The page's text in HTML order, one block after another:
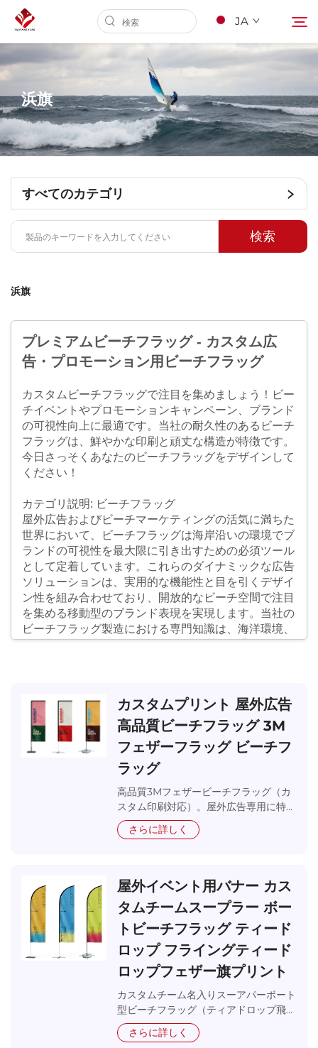
JA
ホームページ
当社について
製品
サービス
浜旗
すべてのカテゴリ
検索
浜旗
プレミアムビーチフラッグ - カスタム広
告・プロモーション用ビーチフラッグ
カスタムビーチフラッグで注目を集めましょう！ビー
チイベントやプロモーションキャンペーン、ブランド
の可視性向上に最適です。当社の耐久性のあるビーチ
フラッグは、鮮やかな印刷と頑丈な構造が特徴です。
今日さっそくあなたのビーチフラッグをデザインして
ください！
カテゴリ説明: ビーチフラッグ
屋外広告およびビーチマーケティングの活気に満ちた
世界において、ビーチフラッグは海岸沿いの環境でブ
ランドの可視性を最大限に引き出すための必須ツール
として定着しています。これらのダイナミックな広告
ソリューションは、実用的な機能性と目を引くデザイ
ン性を組み合わせており、開放的なビーチ空間で注目
を集める移動型のブランド表現を実現します。当社の
ビーチフラッグ製造における専門知識は、海洋環境、
を保ちながら、海岸沿いの風に対しても構造的な耐久
性を維持できる点にあります。
プロ仕様のビーチフラッグの設計および製造には、塩
水への暴露、紫外線、砂による摩擦への耐性について
の包括的な理解が必要です。一般的なフラッグとは異
なり、ビーチフラッグは強い日差しの下でも鮮やかな
色彩を維持し、かつ塩霧や砂粒子による劣化にも耐え
る必要があります。当社のビーチフラッグ製品ライン
途に対応するソリューションを提供しています。私た
ちは、それぞれのビーチフラッグが過酷な環境におい
てブランドの大使としての役割を果たしていることを
認識しており、製造プロセス全体を通じて厳格な品質
管理を実施しています。ビーチリゾート、ウォーター
スポーツ施設、海岸沿いでのプロモーション用のフラ
ッグを必要とする場合でも、当社のビーチフラッグソ
リューションは信頼性の高い性能と長期間にわたる視
覚的魅力を実現します。
当社ビーチフラッグの主な利点
カスタムプリント 屋外広告
高品質ビーチフラッグ 3M
フェザーフラッグ ビーチフ
ラッグ
高品質3Mフェザービーチフラッグ（カ
スタム印刷対応）。屋外広告専用に特別
設計。鮮やかな色彩と風に強い構造。プ
ロフェッショナルなフラッグメーカー
さらに詳しく
屋外イベント用バナー カス
タムチームスープラー ボー
トビーチフラッグ ティード
ロップ フライングティード
ロップフェザー旗プリント
カスタムチーム名入りスーアパーボート
型ビーチフラッグ（ティアドロップ飛行
デザイン）。プロ仕様のティアドロッ
プ・フェザーフラッグ印刷。あらゆる屋
さらに詳しく